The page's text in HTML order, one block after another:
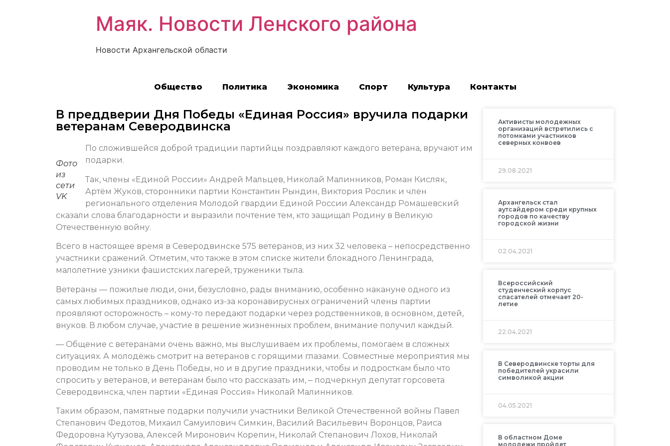
Маяк. Новости Ленского района
Новости Архангельской области
Общество Политика Экономика Спорт Культура Контакты
В преддверии Дня Победы «Единая Россия» вручила подарки
ветеранам Северодвинска
Фото
из
сети
VK
По сложившейся доброй традиции партийцы поздравляют каждого ветерана, вручают им
подарки.
Так, члены «Единой России» Андрей Мальцев, Николай Малинников, Роман Кисляк,
Артём Жуков, сторонники партии Константин Рындин, Виктория Рослик и член
регионального отделения Молодой гвардии Единой России Александр Ромашевский
сказали слова благодарности и выразили почтение тем, кто защищал Родину в Великую
Отечественную войну.
Всего в настоящее время в Северодвинске 575 ветеранов, из них 32 человека – непосредственно
участники сражений. Отметим, что также в этом списке жители блокадного Ленинграда,
малолетние узники фашистских лагерей, труженики тыла.
Ветераны — пожилые люди, они, безусловно, рады вниманию, особенно накануне одного из
самых любимых праздников, однако из-за коронавирусных ограничений члены партии
проявляют осторожность – кому-то передают подарки через родственников, в основном, детей,
внуков. В любом случае, участие в решение жизненных проблем, внимание получил каждый.
— Общение с ветеранами очень важно, мы выслушиваем их проблемы, помогаем в сложных
ситуациях. А молодёжь смотрит на ветеранов с горящими глазами. Совместные мероприятия мы
проводим не только в День Победы, но и в другие праздники, чтобы и подросткам было что
спросить у ветеранов, и ветеранам было что рассказать им, ‒ подчеркнул депутат горсовета
Северодвинска, член партии «Единая Россия» Николай Малинников.
Таким образом, памятные подарки получили участники Великой Отечественной войны Павел
Степанович Федотов, Михаил Самуилович Симкин, Василий Васильевич Воронцов, Раиса
Федоровна Кутузова, Алексей Миронович Корепин, Николай Степанович Лохов, Николай
Активисты молодежных
организаций встретились с
потомками участников
северных конвоев
29.08.2021
Архангельск стал
аутсайдером среди крупных
городов по качеству
городской жизни
02.04.2021
Всероссийский
студенческий корпус
спасателей отмечает 20-
летие
22.04.2021
В Северодвинске торты для
победителей украсили
символикой акции
04.05.2021
В областном Доме
молодежи пройдет